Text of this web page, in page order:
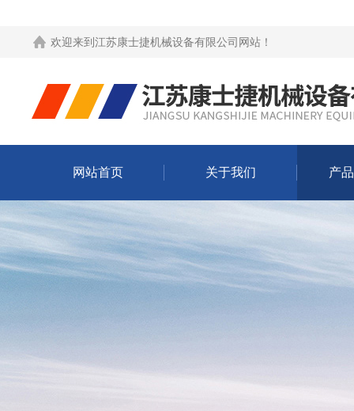
欢迎来到 江苏康士捷机械设备有限公司网站 ！
网站首页 关于我们 产